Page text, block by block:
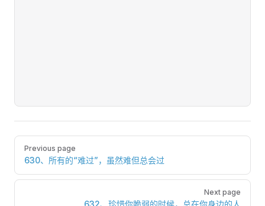
Pager
Previous page
630、所有的“难过”，虽然难但总会过
Next page
632、珍惜你脆弱的时候，总在你身边的人